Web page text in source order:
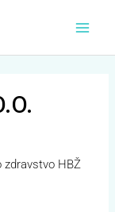
zdravstvo HBŽ